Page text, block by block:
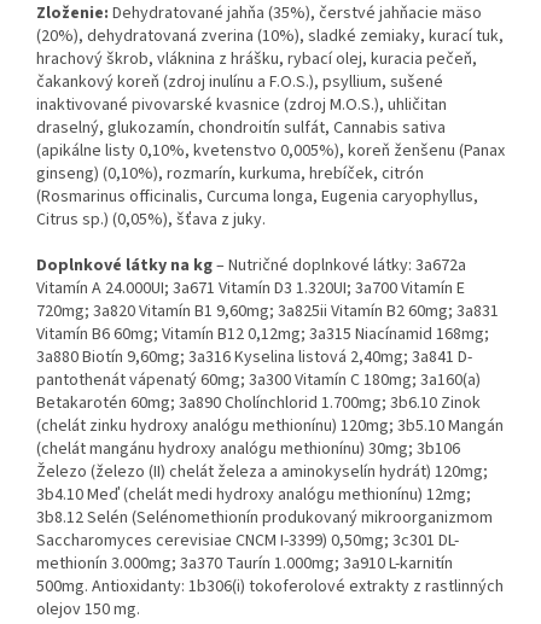
Zloženie: Dehydratované jahňa (35%), čerstvé jahňacie mäso
(20%), dehydratovaná zverina (10%), sladké zemiaky, kurací tuk,
hrachový škrob, vláknina z hrášku, rybací olej, kuracia pečeň,
čakankový koreň (zdroj inulínu a F.O.S.), psyllium, sušené
inaktivované pivovarské kvasnice (zdroj M.O.S.), uhličitan
draselný, glukozamín, chondroitín sulfát, Cannabis sativa
(apikálne listy 0,10%, kvetenstvo 0,005%), koreň ženšenu (Panax
ginseng) (0,10%), rozmarín, kurkuma, hrebíček, citrón
(Rosmarinus officinalis, Curcuma longa, Eugenia caryophyllus,
Citrus sp.) (0,05%), šťava z juky.
Doplnkové látky na kg– Nutričné doplnkové látky: 3a672a
Vitamín A 24.000UI; 3a671 Vitamín D3 1.320UI; 3a700 Vitamín E
720mg; 3a820 Vitamín B1 9,60mg; 3a825ii Vitamín B2 60mg; 3a831
Vitamín B6 60mg; Vitamín B12 0,12mg; 3a315 Niacínamid 168mg;
3a880 Biotín 9,60mg; 3a316 Kyselina listová 2,40mg; 3a841 D-
pantothenát vápenatý 60mg; 3a300 Vitamín C 180mg; 3a160(a)
Betakarotén 60mg; 3a890 Cholínchlorid 1.700mg; 3b6.10 Zinok
(chelát zinku hydroxy analógu methionínu) 120mg; 3b5.10 Mangán
(chelát mangánu hydroxy analógu methionínu) 30mg; 3b106
Železo (železo (II) chelát železa a aminokyselín hydrát) 120mg;
3b4.10 Meď (chelát medi hydroxy analógu methionínu) 12mg;
3b8.12 Selén (Selénomethionín produkovaný mikroorganizmom
Saccharomyces cerevisiae CNCM I-3399) 0,50mg; 3c301 DL-
methionín 3.000mg; 3a370 Taurín 1.000mg; 3a910 L-karnitín
500mg. Antioxidanty: 1b306(i) tokoferolové extrakty z rastlinných
olejov 150 mg.